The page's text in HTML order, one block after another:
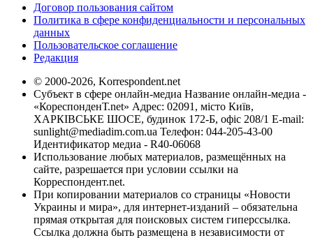
Договор пользования сайтом
Политика в сфере конфиденциальности и персональных
данных
Пользовательское соглашение
Редакция
© 2000-2026, Korrespondent.net
Субъект в сфере онлайн-медиа Название онлайн-медиа -
«КореспонденТ.net» Адрес: 02091, місто Київ,
ХАРКІВСЬКЕ ШОСЕ, будинок 172-Б, офіс 208/1 E-mail:
sunlight@mediadim.com.ua Телефон: 044-205-43-00
Идентификатор медиа - R40-06068
Использование любых материалов, размещённых на
сайте, разрешается при условии ссылки на
Корреспондент.net.
При копировании материалов со страницы «Новости
Украины и мира», для интернет-изданий – обязательна
прямая открытая для поисковых систем гиперссылка.
Ссылка должна быть размещена в независимости от